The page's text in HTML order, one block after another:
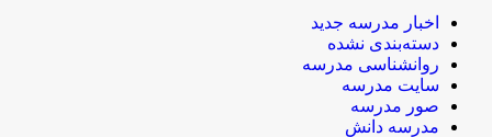
اخبار مدرسه جدید
دسته‌بندی نشده
روانشناسی مدرسه
سایت مدرسه
صور مدرسه
مدرسه دانش